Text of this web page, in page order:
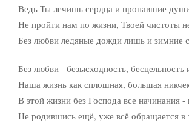
Ведь Ты лечишь сердца и пропавшие
Не пройти нам по жизни, Твоей чистоты
Без любви ледяные дожди лишь и зимние
Без любви - безысходность, бесцельность
Наша жизнь как сплошная, большая
В этой жизни без Господа все начинания -
Не родившись ещё, уже всё обращается в